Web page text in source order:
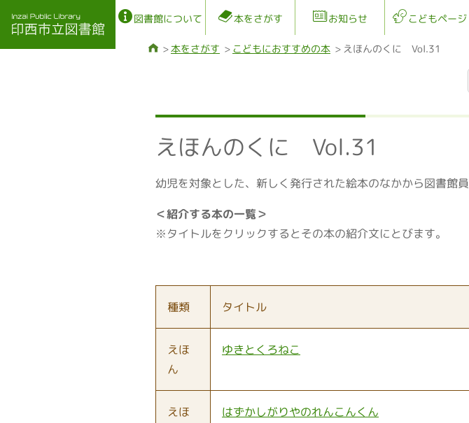
図書館について 本をさがす お知らせ こどもページ
本をさがす こどもにおすすめの本 えほんのくに Vol.31
えほんのくに Vol.31
幼児を対象とした、新しく発行された絵本のなかから図書館
＜紹介する本の一覧＞
※タイトルをクリックするとその本の紹介文にとびます。
種類 タイトル
えほ
ん
ゆきとくろねこ
えほ
はずかしがりやのれんこんくん